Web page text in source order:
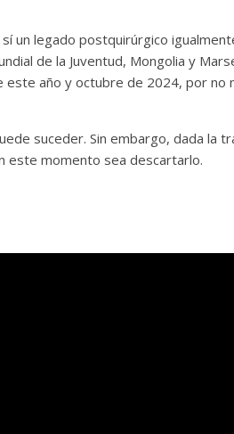
un legado postquirúrgico
de la Juventud, Mongolia y
año y octubre de 2024, por no
suceder. Sin embargo, dada la
este momento sea descartarlo.